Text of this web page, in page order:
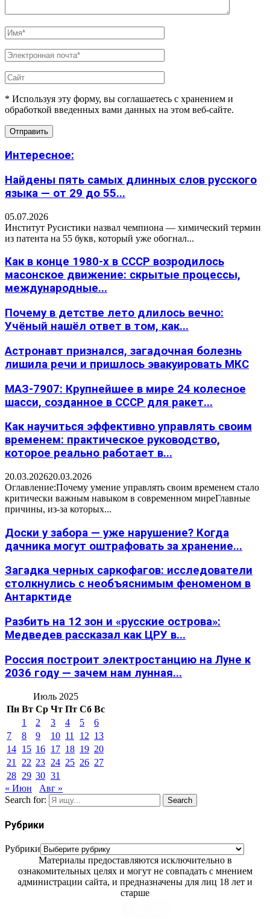
* Используя эту форму, вы соглашаетесь с хранением и
обработкой введенных вами данных на этом веб-сайте.
Интересное:
Найдены пять самых длинных слов русского
языка — от 29 до 55...
05.07.2026
Институт Русистики назвал чемпиона — химический термин
из патента на 55 букв, который уже обогнал...
Как в конце 1980-х в СССР возродилось
масонское движение: скрытые процессы,
международные...
Почему в детстве лето длилось вечно:
Учёный нашёл ответ в том, как...
Астронавт признался, загадочная болезнь
лишила речи и пришлось эвакуировать МКС
МАЗ-7907: Крупнейшее в мире 24 колесное
шасси, созданное в СССР для ракет...
Как научиться эффективно управлять своим
временем: практическое руководство,
которое реально работает в...
20.03.202620.03.2026
Оглавление:Почему умение управлять своим временем стало
критически важным навыком в современном миреГлавные
причины, из-за которых...
Доски у забора — уже нарушение? Когда
дачника могут оштрафовать за хранение...
Загадка черных саркофагов: исследователи
столкнулись с необъяснимым феноменом в
Антарктиде
Разбить на 12 зон и «русские острова»:
Медведев рассказал как ЦРУ в...
Россия построит электростанцию на Луне к
2036 году — зачем нам лунная...
Июль 2025
Пн Вт Ср Чт Пт Сб Вс
1
2 3 4 5
6
7
8 9 10 11 12 13
14 15 16 17 18 19 20
21
22 23 24 25 26 27
28 29 30 31
« Июн
Авг »
Search for:
Search
Рубрики
Рубрики
Материалы предоставляются исключительно в
ознакомительных целях и могут не совпадать с мнением
администрации сайта, и предназначены для лиц 18 лет и
старше